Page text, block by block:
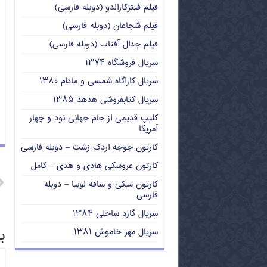
فیلم فیتزکارالدو (دوبله فارسی)
فیلم شجاعان (دوبله فارسی)
فیلم جدال آفتاب (دوبله فارسی)
سریال فروشگاه ۱۳۷۴
سریال کاراگاه شمسی و مادام ۱۳۸۰
سریال کتابفروشی هدهد ۱۳۸۵
کلیپ قدیمی از جام جهانی نود و چهار
آمریکا
کارتون جوجه اردک زشت – دوبله فارسی
کارتون عروسکی هادی و هدی – کامل
کارتون میکی و ساقه لوبیا – دوبله
فارسی
سریال گارد ساحلی ۱۳۸۴
سریال مهر خاموش ۱۳۸۱